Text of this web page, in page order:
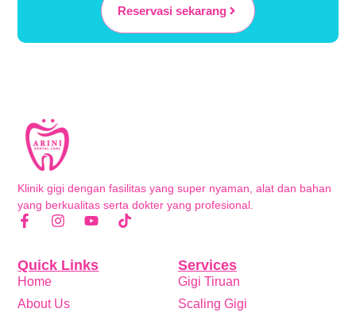
Reservasi sekarang
Klinik gigi dengan fasilitas yang super nyaman, alat dan bahan
yang berkualitas serta dokter yang profesional.
Services
Gigi Tiruan
Scaling Gigi
Quick Links
Home
About Us